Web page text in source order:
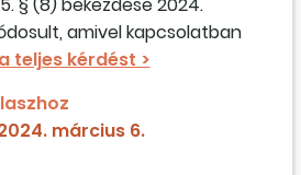
mely vonatkozó
a fentieket illetően?
amivel kapcsolatban
szerint a DB-nek van
en kívül megvalósított
is?
március 6.